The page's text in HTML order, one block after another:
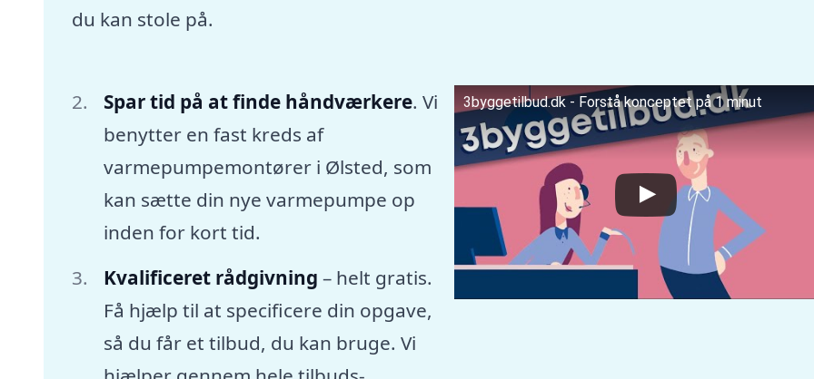
du kan stole på.
Spar tid på at finde håndværkere. Vi
benytter en fast kreds af
varmepumpemontører i Ølsted, som
kan sætte din nye varmepumpe op
inden for kort tid.
Kvalificeret rådgivning – helt gratis.
Få hjælp til at specificere din opgave,
så du får et tilbud, du kan bruge. Vi
3byggetilbud.dk - Forstå konceptet på 1 minut